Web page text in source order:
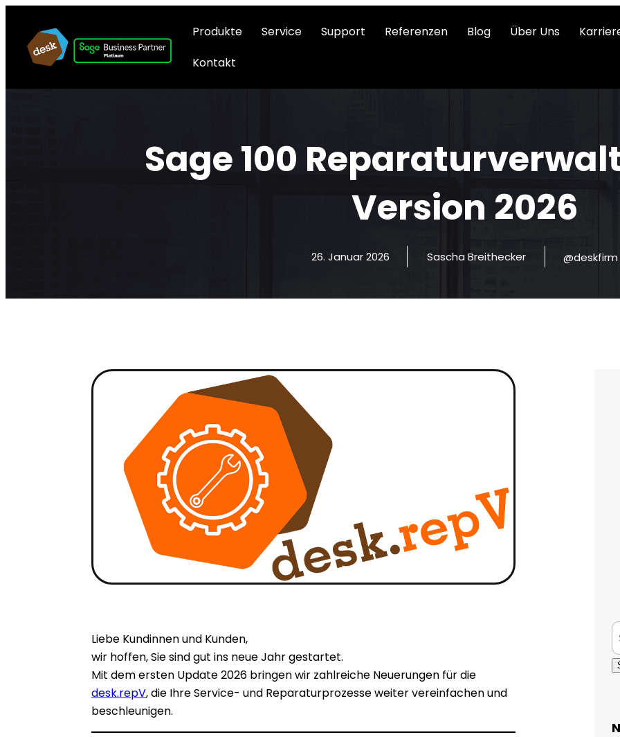
Produkte Service Support Referenzen Blog Über Uns
Kontakt
Sage 100
Version 2026
26. Januar 2026 Sascha Breithecker @deskfirm
Liebe Kundinnen und Kunden,
wir hoffen, Sie sind gut ins neue Jahr gestartet.
Mit dem ersten Update 2026 bringen wir zahlreiche Neuerungen für die
desk.repV, die Ihre Service- und Reparaturprozesse weiter vereinfachen und
beschleunigen.